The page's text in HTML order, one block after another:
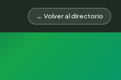
← Volver al directorio